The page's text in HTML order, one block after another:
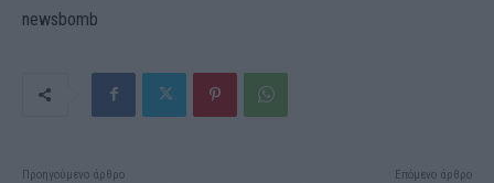
newsbomb
Προηγούμενο άρθρο Επόμενο άρθρο